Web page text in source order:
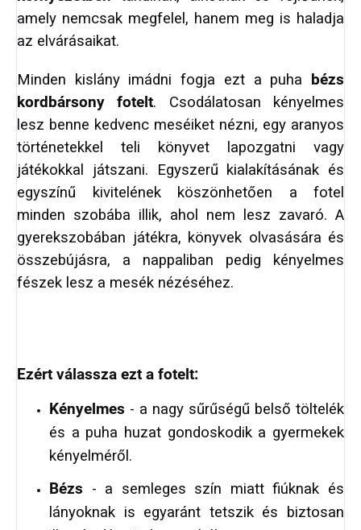
amely nemcsak megfelel, hanem meg is haladja
az elvárásaikat.
Minden kislány imádni fogja ezt a puha bézs
kordbársony fotelt. Csodálatosan kényelmes
lesz benne kedvenc meséiket nézni, egy aranyos
történetekkel teli könyvet lapozgatni vagy
játékokkal játszani. Egyszerű kialakításának és
egyszínű kivitelének köszönhetően a fotel
minden szobába illik, ahol nem lesz zavaró. A
gyerekszobában játékra, könyvek olvasására és
összebújásra, a nappaliban pedig kényelmes
fészek lesz a mesék nézéséhez.
Ezért válassza ezt a fotelt:
Kényelmes - a nagy sűrűségű belső töltelék
és a puha huzat gondoskodik a gyermekek
kényelméről.
Bézs - a semleges szín miatt fiúknak és
lányoknak is egyaránt tetszik és biztosan